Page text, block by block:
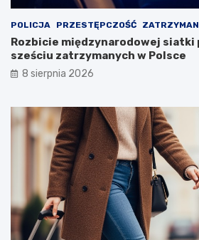
POLICJA PRZESTĘPCZOŚĆ
Rozbicie międzynarodowej
sześciu zatrzymanych w Polsce
8 sierpnia 2026